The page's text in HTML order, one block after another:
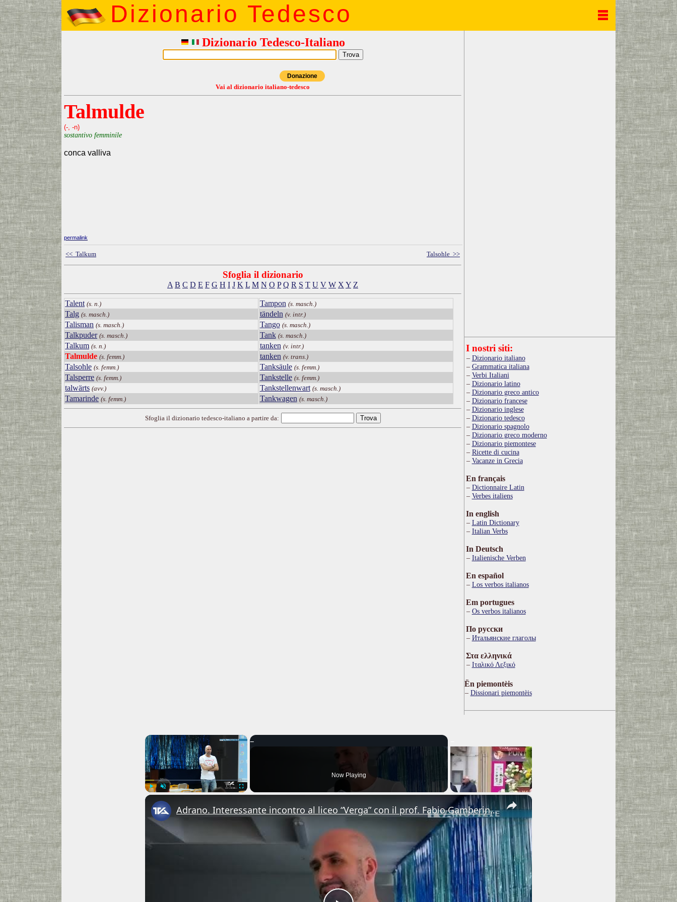
Dizionario Tedesco
Dizionario Tedesco-Italiano
Donazione
Vai al dizionario italiano-tedesco
Talmulde
(-, -n)
sostantivo femminile
conca valliva
permalink
<< Talkum Talsohle >>
Sfoglia il dizionario
A B C D E F G H I J K L M N O P Q R S T U V W X Y Z
Talent (s. n.)
Talg (s. masch.)
Talisman (s. masch.)
Talkpuder (s. masch.)
Talkum (s. n.)
Talmulde (s. femm.)
Talsohle (s. femm.)
Talsperre (s. femm.)
talwärts (avv.)
Tamarinde (s. femm.)
Tampon (s. masch.)
tändeln (v. intr.)
Tango (s. masch.)
Tank (s. masch.)
tanken (v. intr.)
tanken (v. trans.)
Tanksäule (s. femm.)
Tankstelle (s. femm.)
Tankstellenwart (s. masch.)
Tankwagen (s. masch.)
Sfoglia il dizionario tedesco-italiano a partire da:
I nostri siti:
Dizionario italiano
Grammatica italiana
Verbi Italiani
Dizionario latino
Dizionario greco antico
Dizionario francese
Dizionario inglese
Dizionario tedesco
Dizionario spagnolo
Dizionario greco moderno
Dizionario piemontese
Ricette di cucina
Vacanze in Grecia
En français
Dictionnaire Latin
Verbes italiens
In english
Latin Dictionary
Italian Verbs
In Deutsch
Italienische Verben
En español
Los verbos italianos
Em portugues
Os verbos italianos
По русски
Итальянские глаголы
Στα ελληνικά
Ιταλικό Λεξικό
Ën piemontèis
Dissionari piemontèis
×
Now Playing
×
Adrano. Interessante incontro al liceo “Verga” con il prof. Fabio Gamberini. Studenti del Linguistic